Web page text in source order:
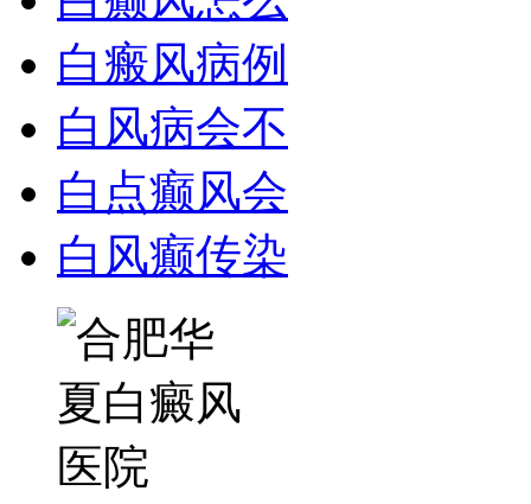
白瘢风病例
白风病会不
白点癫风会
白风癫传染